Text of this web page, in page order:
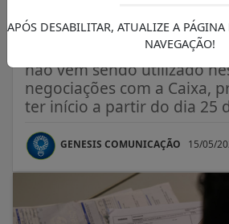
Brasil
Uso do saldo do FGTS no
não vem sendo utilizado
negociações com a Caixa,
ter início a partir do dia 25
GENESIS COMUNICAÇÃO 15/05/
APÓS DESABILITAR, ATUALIZE A
NAVEGAÇÃO!